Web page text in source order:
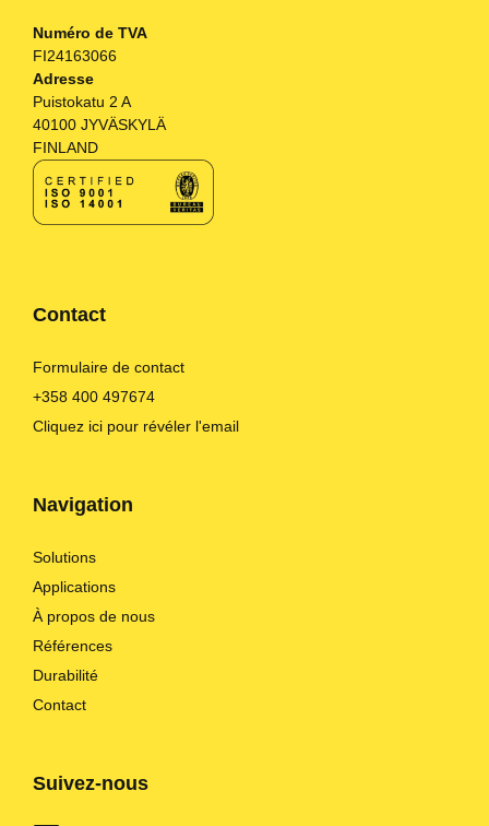
Numéro de TVA
FI24163066
Adresse
Puistokatu 2 A
40100 JYVÄSKYLÄ
FINLAND
Contact
Formulaire de contact
+358 400 497674
Cliquez ici pour révéler l'email
Navigation
Solutions
Applications
À propos de nous
Références
Durabilité
Contact
Suivez-nous